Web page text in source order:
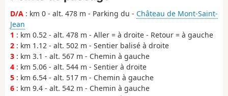
D/A : km 0 - alt. 478 m - Parking du - Château de Mont-Saint-
Jean
1 : km 0.52 - alt. 478 m - Aller = à droite - Retour = à gauche
2 : km 1.12 - alt. 502 m - Sentier balisé à droite
3 : km 3.1 - alt. 567 m - Chemin à gauche
4 : km 5.06 - alt. 544 m - Sentier à droite
5 : km 6.54 - alt. 517 m - Chemin à gauche
6 : km 9.4 - alt. 542 m - Chemin à gauche